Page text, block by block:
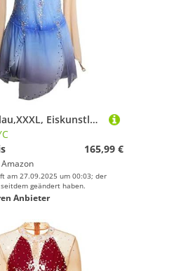
PONNYC Blau,XXXL, Eiskunstlauf Wettkampf Kleid Für Mädchen Farbverlauf Eiskunstlauf Kostüme Rhythmische Sport Gymnastik Trikot Rollschuhbekleidung Mit Glitzernden Strasssteinen
165,99 €
Amazon
am 27.09.2025 um 00:03; der
geändert haben.
Anbieter